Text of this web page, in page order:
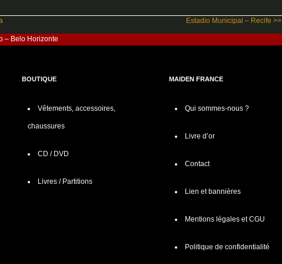
Estadio Municipal – Recife >>
– Belo Horizonte
BOUTIQUE
Vêtements, accessoires,
chaussures
CD / DVD
Livres / Partitions
MAIDEN FRANCE
Qui sommes-nous ?
Livre d’or
Contact
Lien et bannières
Mentions légales et CGU
Politique de confidentialité